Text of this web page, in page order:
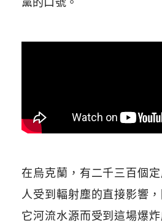
在烏克蘭，有二千三百個
人受到輻射塵的直接影響
它河流水源而受到這場爆